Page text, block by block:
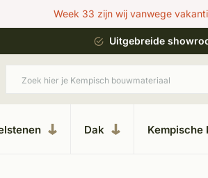
Week 33 zijn wij vanwege
Uitgebreide
Dak Kempische